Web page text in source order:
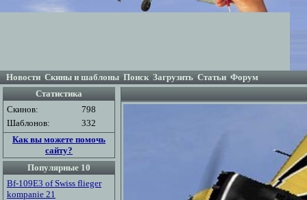
Новости Скины и шаблоны Поиск Загрузить Статьи Форум
Статистика
Скинов:
798
Шаблонов:
332
Как вы можете помочь
сайту?
Популярные 10
Bf-109E3 of Swiss flieger
kompanie 21